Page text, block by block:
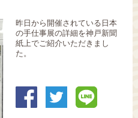
昨日から開催されている日本
の手仕事展の詳細を神戸新聞
紙上でご紹介いただきまし
た。